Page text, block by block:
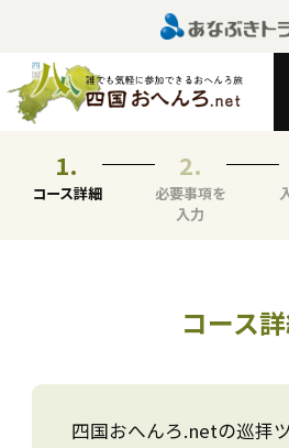
コース詳細
必要事項を
入力
コース
四国おへんろ.netの巡拝